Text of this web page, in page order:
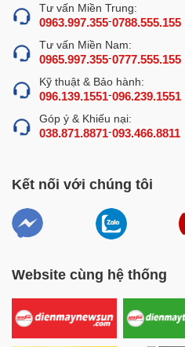
Đáp ứng tốt nhu cầu
Tủ được trang bị 10 khay nấu
Tư vấn Miền Trung:
0963.997.355-0788.555.155
Tư vấn Miền Nam:
0965.997.355-0777.555.155
Kỹ thuật & Bảo hành:
096.139.1551-096.239.1551
Góp ý & Khiếu nại:
038.871.8871-093.466.8811
Kết nối với chúng tôi
Website cùng hệ thống